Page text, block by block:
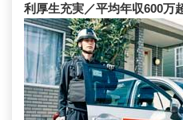
利厚生充実／平均年収600万